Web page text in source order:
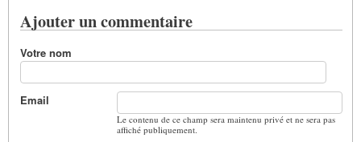
Ajouter un commentaire
Votre nom
Email
Le contenu de ce champ sera maintenu privé et ne sera pas
affiché publiquement.